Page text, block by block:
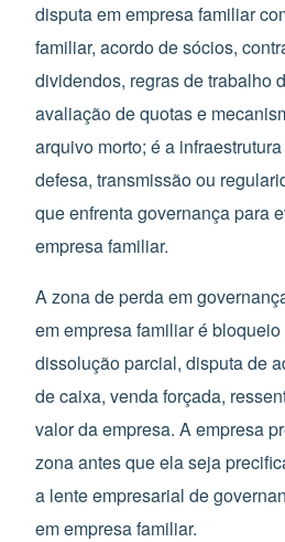
disputa em empresa familiar
familiar, acordo de sócios,
dividendos, regras de trabalho
avaliação de quotas e
arquivo morto; é a
defesa, transmissão ou
que enfrenta governança para
empresa familiar.
A zona de perda em
em empresa familiar é
dissolução parcial, disputa de
de caixa, venda forçada,
valor da empresa. A empresa
zona antes que ela seja
a lente empresarial de
em empresa familiar.